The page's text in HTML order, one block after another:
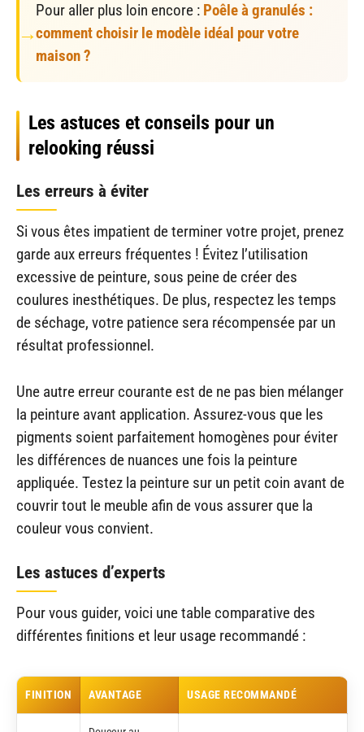
Pour aller plus loin encore : Poêle à granulés :
comment choisir le modèle idéal pour votre
maison ?
Les astuces et conseils pour un
relooking réussi
Les erreurs à éviter
Si vous êtes impatient de terminer votre projet, prenez
garde aux erreurs fréquentes ! Évitez l’utilisation
excessive de peinture, sous peine de créer des
coulures inesthétiques. De plus, respectez les temps
de séchage, votre patience sera récompensée par un
résultat professionnel.
Une autre erreur courante est de ne pas bien mélanger
la peinture avant application. Assurez-vous que les
pigments soient parfaitement homogènes pour éviter
les différences de nuances une fois la peinture
appliquée. Testez la peinture sur un petit coin avant de
couvrir tout le meuble afin de vous assurer que la
couleur vous convient.
Les astuces d’experts
Pour vous guider, voici une table comparative des
différentes finitions et leur usage recommandé :
FINITION AVANTAGE USAGE RECOMMANDÉ